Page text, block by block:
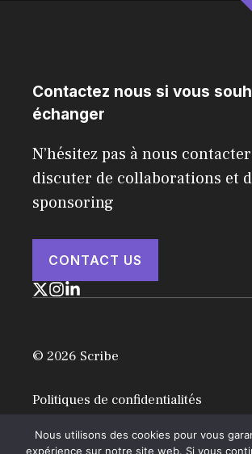
Contactez nous si vous
échanger
N’hésitez pas à nous
discuter de collaborations et
sponsoring
CONTACT US
© 2026 Scribe
Politiques de confidentialités
Nous utilisons des cookies pour vous
expérience sur notre site web. Si vous